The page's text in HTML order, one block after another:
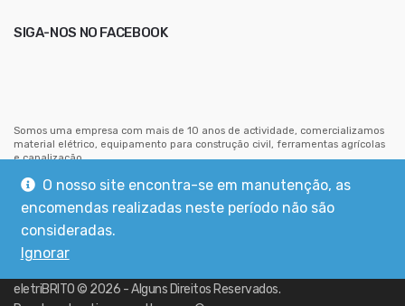
iSIGA-NOS NO FACEBOOK
Somos uma empresa com mais de 10 anos de actividade, comercializamos
material elétrico, equipamento para construção civil, ferramentas agrícolas
e canalização.
eletriBRITO© 2026 - Alguns Direitos Reservados.
O nosso site encontra-se em manutenção, as
encomendas realizadas neste período não são
consideradas.
Ignorar